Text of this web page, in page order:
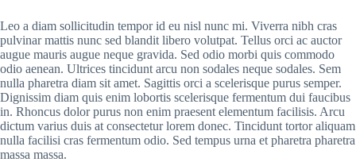
Leo a diam sollicitudin tempor id eu nisl nunc mi. Viverra nibh cras
pulvinar mattis nunc sed blandit libero volutpat. Tellus orci ac auctor
augue mauris augue neque gravida. Sed odio morbi quis commodo
odio aenean. Ultrices tincidunt arcu non sodales neque sodales. Sem
nulla pharetra diam sit amet. Sagittis orci a scelerisque purus semper.
Dignissim diam quis enim lobortis scelerisque fermentum dui faucibus
in. Rhoncus dolor purus non enim praesent elementum facilisis. Arcu
dictum varius duis at consectetur lorem donec. Tincidunt tortor aliquam
nulla facilisi cras fermentum odio. Sed tempus urna et pharetra pharetra
massa massa.